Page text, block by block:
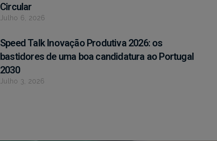
Circular
Julho 6, 2026
Speed Talk Inovação Produtiva 2026: os
bastidores de uma boa candidatura ao Portugal
2030
Julho 3, 2026